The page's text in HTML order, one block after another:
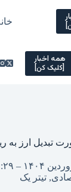
همه اخبار
[کلیک کن]
تبدیل ارز به
, تیتر یک